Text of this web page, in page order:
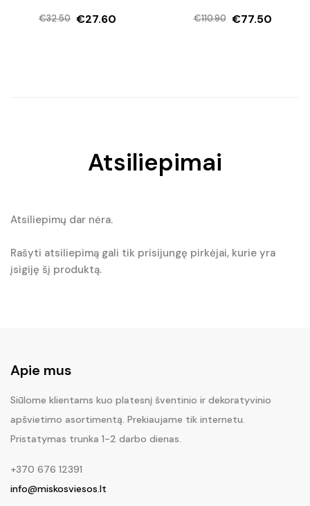
€32.50
Original
€27.60
Current
€110.90
Original
€77.50
Current
Atsiliepimai
Atsiliepimų dar nėra.
Rašyti atsiliepimą gali tik prisijungę pirkėjai, kurie yra
įsigiję šį produktą.
Apie mus
Siūlome klientams kuo platesnį šventinio ir dekoratyvinio
apšvietimo asortimentą. Prekiaujame tik internetu.
Pristatymas trunka 1-2 darbo dienas.
+370 676 12391
info@miskosviesos.lt